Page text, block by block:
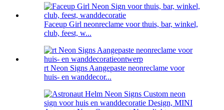
Faceup Girl neonreclame voor thuis, bar, winkel,
club, feest, w...
rt Neon Signs Aangepaste neonreclame voor
huis- en wanddecor...